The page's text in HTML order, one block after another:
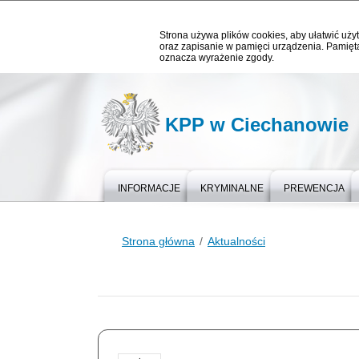
Strona używa plików cookies, aby ułatwić
oraz zapisanie w pamięci urządzenia.
oznacza wyrażenie zgody.
KPP w Ciechanowie
INFORMACJE KRYMINALNE PREWENCJA
Strona główna Aktualności